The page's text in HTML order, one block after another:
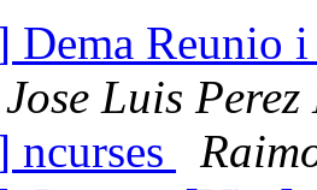
Dema Reunio
Jose Luis Perez
ncurses